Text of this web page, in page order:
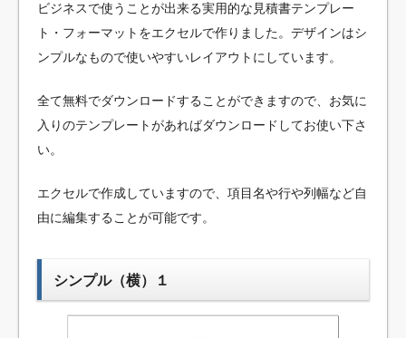
ビジネスで使うことが出来る実用的な見積書テンプレー
ト・フォーマットをエクセルで作りました。デザインはシ
ンプルなもので使いやすいレイアウトにしています。
全て無料でダウンロードすることができますので、お気に
入りのテンプレートがあればダウンロードしてお使い下さ
い。
エクセルで作成していますので、項目名や行や列幅など自
由に編集することが可能です。
シンプル（横）１